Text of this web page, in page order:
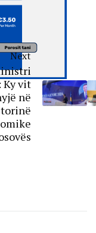
Next
Ky vit
në